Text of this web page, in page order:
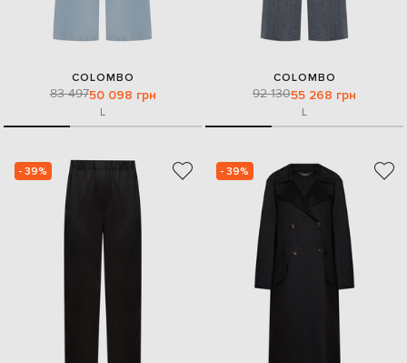
COLOMBO
83 49750 098 грн
L
COLOMBO
92 13055 268 грн
L
- 39% - 39%